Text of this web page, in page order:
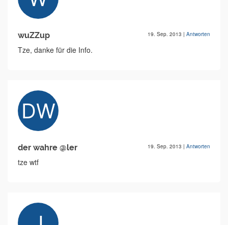
wuZZup 19. Sep. 2013 | Antworten
Tze, danke für die Info.
der wahre @ler 19. Sep. 2013 | Antworten
tze wtf